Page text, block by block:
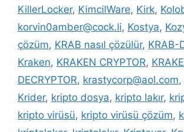
KillerLocker, KimcilWare, Kirk,
korvin0amber@cock.li, Kostya,
çözüm, KRAB nasıl çözülür, KRAB-
Kraken, KRAKEN CRYPTOR,
DECRYPTOR, krastycorp@aol.com,
Krider, kripto dosya, kripto lakır,
kripto virüsü, kripto virüsü çözüm,